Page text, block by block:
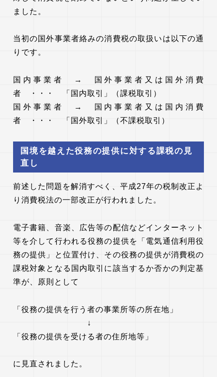
ました。
当初の国外事業者絡みの消費税の取扱いは以下の通
りです。
国内事業者 → 国外事業者又は国外消費
者 ・・・ 「国内取引」（課税取引）
国外事業者 → 国内事業者又は国内消費
者 ・・・ 「国外取引」（不課税取引）
国境を越えた役務の提供に対する課税の見
直し
前述した問題を解消すべく、平成27年の税制改正よ
り消費税法の一部改正が行われました。
電子書籍、音楽、広告等の配信などインターネット
等を介して行われる役務の提供を「電気通信利用役
務の提供」と位置付け、その役務の提供が消費税の
課税対象となる国内取引に該当するか否かの判定基
準が、原則として
「役務の提供を行う者の事業所等の所在地」
↓
「役務の提供を受ける者の住所地等」
に見直されました。